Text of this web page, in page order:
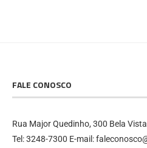
FALE CONOSCO
Rua Major Quedinho, 300 Bela
Tel: 3248-7300 E-mail: